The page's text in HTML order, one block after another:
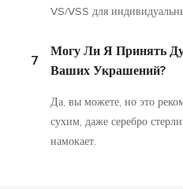
VS/VSS для
7
Могу Ли Я Принять
Ваших Украшений?
Да, вы можете, но это
сухим, даже серебро
намокает.